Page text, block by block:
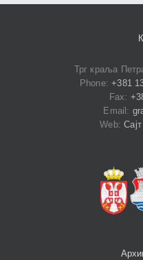
Трг краља
Phone:+381
Fax:
Email:
Web: